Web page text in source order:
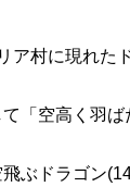
ア村に現れた
「空高く羽
ぶドラゴン